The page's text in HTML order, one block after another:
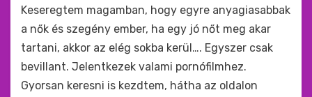
Keseregtem magamban, hogy egyre anyagiasabbak
a nők és szegény ember, ha egy jó nőt meg akar
tartani, akkor az elég sokba kerül…. Egyszer csak
bevillant. Jelentkezek valami pornófilmhez.
Gyorsan keresni is kezdtem, hátha az oldalon